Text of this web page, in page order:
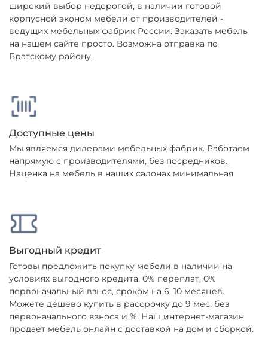
широкий выбор недорогой, в наличии готовой
корпусной эконом мебели от производителей -
ведущих мебельных фабрик России. Заказать мебель
на нашем сайте просто. Возможна отправка по
Братскому району.
Доступные цены
Мы являемся дилерами мебельных фабрик. Работаем
напрямую с производителями, без посредников.
Наценка на мебель в наших салонах минимальная.
Выгодный кредит
Готовы предложить покупку мебели в наличии на
условиях выгодного кредита. 0% переплат, 0%
первоначальный взнос, сроком на 6, 10 месяцев.
Можете дёшево купить в рассрочку до 9 мес. без
первоначального взноса и %. Наш интернет-магазин
продаёт мебель онлайн с доставкой на дом и сборкой.